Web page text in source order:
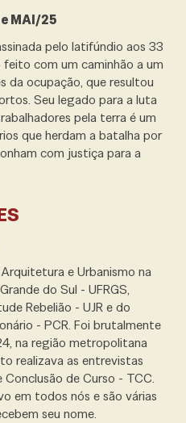
MAI/25
pelo latifúndio aos 33
com um caminhão a um
da ocupação, que resultou
Seu legado para a luta
pela terra é um
que herdam a batalha por
com justiça para a
e Urbanismo na
do Sul - UFRGS,
Rebelião - UJR e do
- PCR. Foi brutalmente
na região metropolitana
realizava as entrevistas
de Curso - TCC.
em todos nós e são várias
seu nome.